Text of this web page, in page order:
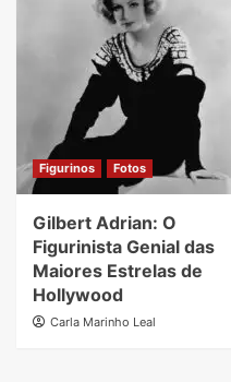
Figurinos Fotos
Gilbert Adrian: O
Figurinista Genial das
Maiores Estrelas de
Hollywood
Carla Marinho Leal